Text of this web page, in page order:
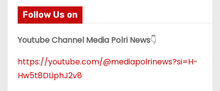
Follow Us on
Youtube Channel Media Polri News👇
https://youtube.com/@mediapolrinews?si=H-
Hw5t8DLiphJ2v8